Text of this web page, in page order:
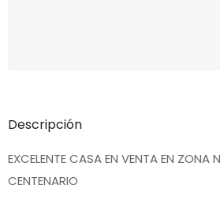
Descripción
EXCELENTE CASA EN VENTA EN ZONA
CENTENARIO